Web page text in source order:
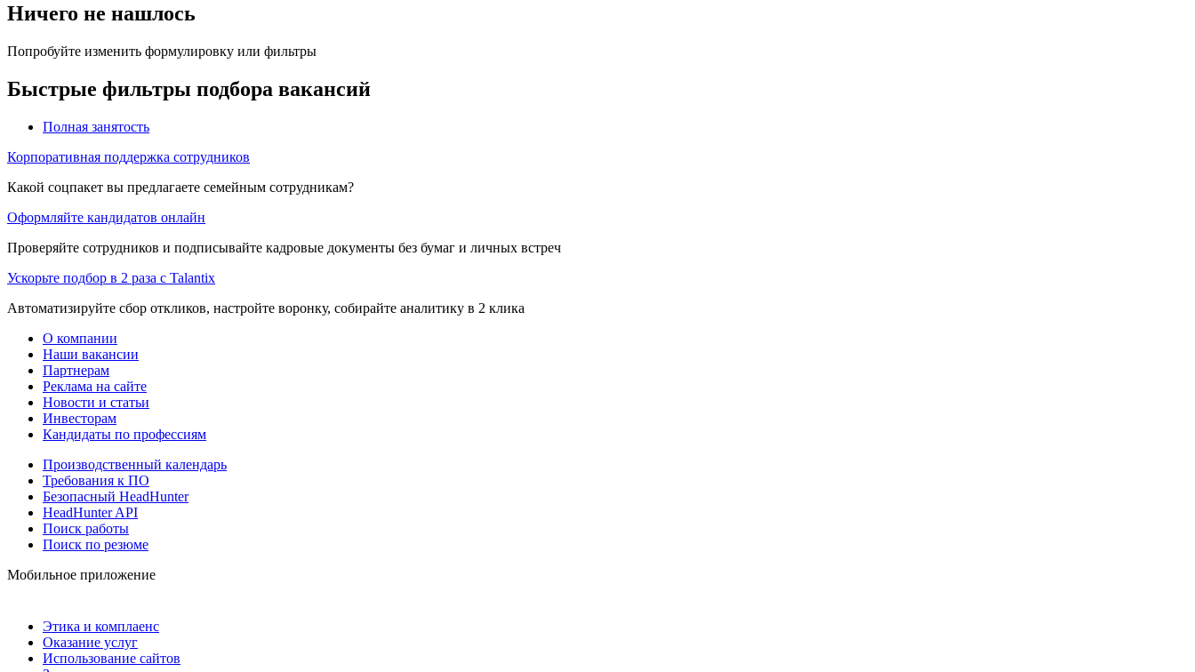
Ничего не нашлось
Попробуйте изменить формулировку или фильтры
Быстрые фильтры подбора вакансий
Полная занятость
Корпоративная поддержка сотрудников
Какой соцпакет вы предлагаете семейным сотрудникам?
Оформляйте кандидатов онлайн
Проверяйте сотрудников и подписывайте кадровые документы без бумаг и личных встреч
Ускорьте подбор в 2 раза с Talantix
Автоматизируйте сбор откликов, настройте воронку, собирайте аналитику в 2 клика
О компании
Наши вакансии
Партнерам
Реклама на сайте
Новости и статьи
Инвесторам
Кандидаты по профессиям
Производственный календарь
Требования к ПО
Безопасный HeadHunter
HeadHunter API
Поиск работы
Поиск по резюме
Мобильное приложение
Этика и комплаенс
Оказание услуг
Использование сайтов